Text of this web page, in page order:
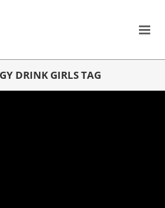
DRINK GIRLS TAG